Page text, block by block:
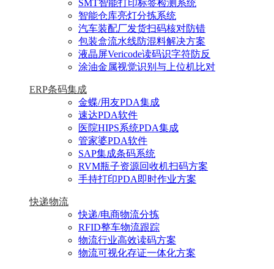
SMT智能打印标签检测系统
智能仓库亮灯分拣系统
汽车装配厂发货扫码核对防错
包装盒流水线防混料解决方案
液晶屏Vericode读码识字符防反
涂油金属视觉识别与上位机比对
ERP条码集成
金蝶/用友PDA集成
速达PDA软件
医院HIPS系统PDA集成
管家婆PDA软件
SAP集成条码系统
RVM瓶子资源回收机扫码方案
手持打印PDA即时作业方案
快递物流
快递/电商物流分拣
RFID整车物流跟踪
物流行业高效读码方案
物流可视化存证一体化方案